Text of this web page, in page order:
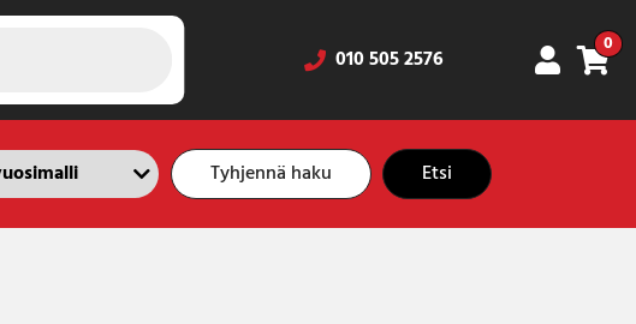
010 505 2576
0
Tyhjennä haku Etsi